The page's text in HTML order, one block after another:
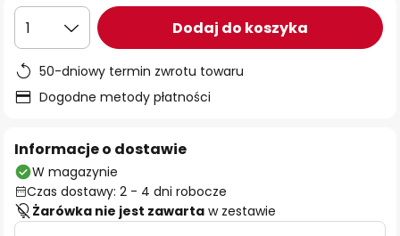
1 Dodaj do koszyka
50-dniowy termin zwrotu towaru
Dogodne metody płatności
Informacje o dostawie
W magazynie
Czas dostawy: 2 - 4 dni robocze
Żarówka nie jest zawarta w zestawie